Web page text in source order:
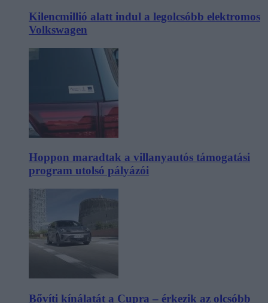
Kilencmillió alatt indul a legolcsóbb elektromos
Volkswagen
Hoppon maradtak a villanyautós támogatási
program utolsó pályázói
Bővíti kínálatát a Cupra – érkezik az olcsóbb